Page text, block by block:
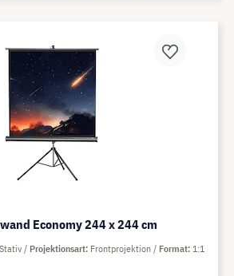
Economy 244 x 244 cm
Projektionsart Frontprojektion Format 1:1